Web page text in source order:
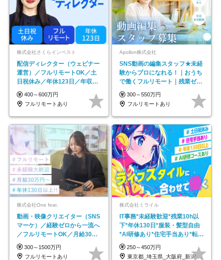
株式会社さくらインベスト
配信ディレクター（ウェビナー
運営）／フルリモートOK／土
日祝休み／年休123日／年収
600万円可
400～600万円
フルリモートあり
Apollon株式会社
SNS動画の編集スタッフ★未経
験からプロになれる！｜おうち
で働くフルリモート｜残業ゼロ
で18時退勤◎
300～550万円
フルリモートあり
株式会社One feat.
動画・映像クリエイター（SNS
マーケ）／経験ゼロから一流へ
／フルリモートOK／月給30万
円～／年休130日以上
300～1500万円
フルリモートあり
株式会社ミライル
IT事務*未経験歓迎*残業10h以
下*年休130日*服装・髪型自由
*AI研修あり*住宅手当あり*転勤
なし
250～450万円
東京都_埼玉県_大阪府_新潟県_福岡県